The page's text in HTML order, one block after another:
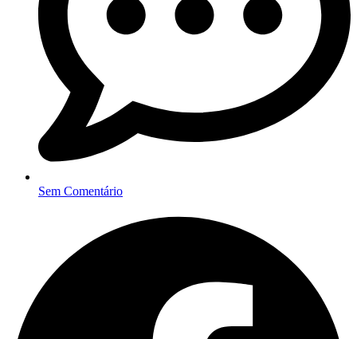
Sem Comentário